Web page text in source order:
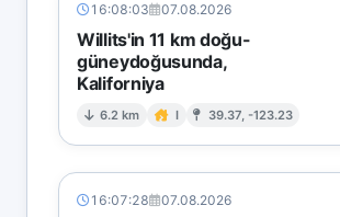
16:08:03 07.08.2026
Willits'in 11 km doğu-
güneydoğusunda,
Kaliforniya
6.2 km I 39.37, -123.23
16:07:28 07.08.2026